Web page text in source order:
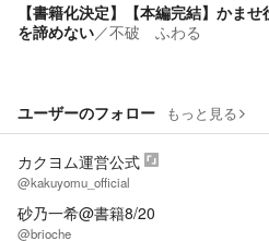
【書籍化決定】【本編完結】かま
を諦めない／不破 ふわる
ユーザーのフォロー もっと見る
カクヨム運営公式
@kakuyomu_official
砂乃一希@書籍8/20
@brioche